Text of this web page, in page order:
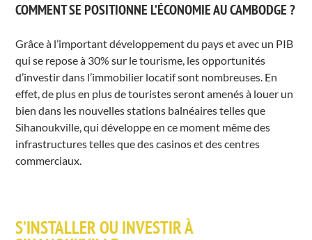
COMMENT SE POSITIONNE L’ÉCONOMIE AU CAMBODGE ?
Grâce à l’important développement du pays et avec un PIB
qui se repose à 30% sur le tourisme, les opportunités
d’investir dans l’immobilier locatif sont nombreuses. En
effet, de plus en plus de touristes seront amenés à louer un
bien dans les nouvelles stations balnéaires telles que
Sihanoukville, qui développe en ce moment même des
infrastructures telles que des casinos et des centres
commerciaux.
S’INSTALLER OU INVESTIR À